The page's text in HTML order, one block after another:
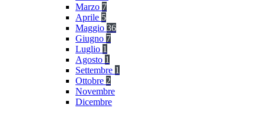
Marzo 7
Aprile 5
Maggio 36
Giugno 7
Luglio 1
Agosto 1
Settembre 1
Ottobre 2
Novembre
Dicembre